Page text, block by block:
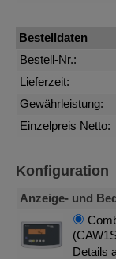
Bestelldaten
Bestell-Nr.:
Lieferzeit:
Gewährleistung:
Einzelpreis Netto:
Konfiguration
Anzeige- und
Details